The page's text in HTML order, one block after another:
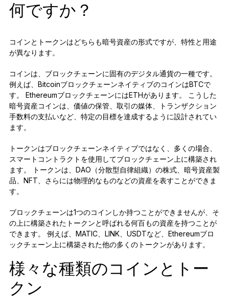
何ですか？
コインとトークンはどちらも暗号資産の形式ですが、特性と用途
が異なります。
コインは、ブロックチェーンに固有のデジタル通貨の一種です。
例えば、BitcoinブロックチェーンネイティブのコインはBTCで
す。 EthereumブロックチェーンにはETHがあります。 こうした
暗号資産コインは、価値の保管、取引の媒体、トランザクション
手数料の支払いなど、特定の目標を達成するように設計されてい
ます。
トークンはブロックチェーンネイティブではなく、多くの場合、
スマートコントラクトを使用してブロックチェーン上に構築され
ます。 トークンは、DAO（分散型自律組織）の株式、暗号資産製
品、NFT、さらには物理的なものなどの資産を表すことができま
す。
ブロックチェーンは1つのコインしか持つことができませんが、そ
の上に構築されたトークンと呼ばれる何百もの資産を持つことが
できます。 例えば、MATIC、LINK、USDTなど、Ethereumブロ
ックチェーン上に構築された他の多くのトークンがあります。
様々な種類のコインとトー
クン